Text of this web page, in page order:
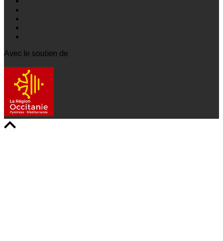
Avec le soutien de